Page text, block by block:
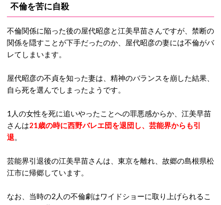
不倫を苦に自殺
不倫関係に陥った後の屋代昭彦と江美早苗さんですが、禁断の
関係を隠すことが下手だったのか、屋代昭彦の妻には不倫がバ
レてしまいます。
屋代昭彦の不貞を知った妻は、精神のバランスを崩した結果、
自ら死を選んでしまったようです。
1人の女性を死に追いやったことへの罪悪感からか、江美早苗
さんは21歳の時に西野バレエ団を退団し、芸能界からも引
退。
芸能界引退後の江美早苗さんは、東京を離れ、故郷の島根県松
江市に帰郷しています。
なお、当時の2人の不倫劇はワイドショーに取り上げられるこ